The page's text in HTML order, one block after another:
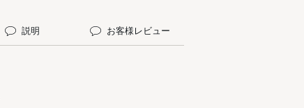
説明 お客様レビュー